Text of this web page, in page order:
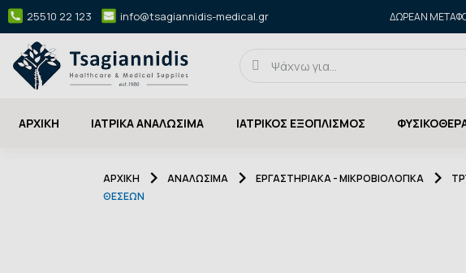
25510 22 123 info@tsagiannidis-medical.gr ΔΩΡΕΑΝ
ΑΡΧΙΚΉ ΙΑΤΡΙΚΑ ΑΝΑΛΩΣΙΜΑ ΙΑΤΡΙΚΟΣ ΕΞΟΠΛΙΣΜΟΣ
ΑΡΧΙΚΉ ΑΝΑΛΩΣΙΜΑ ΕΡΓΑΣΤΗΡΙΑΚΑ - ΜΙΚΡΟΒΙΟΛΟΓΙΚΑ
ΘΈΣΕΩΝ